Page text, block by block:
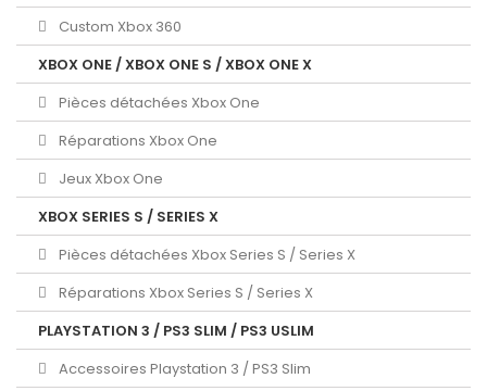
Custom Xbox 360
XBOX ONE / XBOX ONE S / XBOX ONE X
Pièces détachées Xbox One
Réparations Xbox One
Jeux Xbox One
XBOX SERIES S / SERIES X
Pièces détachées Xbox Series S / Series X
Réparations Xbox Series S / Series X
PLAYSTATION 3 / PS3 SLIM / PS3 USLIM
Accessoires Playstation 3 / PS3 Slim